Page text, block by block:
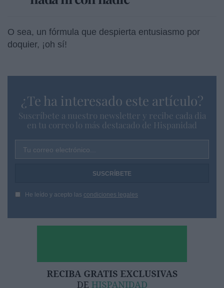
O sea, un fórmula que despierta entusiasmo por
doquier, ¡oh sí!
¿Te ha interesado este artículo?
Suscríbete a nuestro newsletter y recibe cada dia
en tu correo lo más destacado de Hispanidad
Tu correo electrónico...
He leído y acepto las condiciones legales